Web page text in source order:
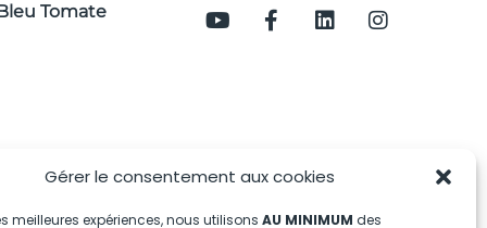
Gérer le consentement aux cookies
meilleures expériences, nous utilisons AU MINIMUM des
Tomate